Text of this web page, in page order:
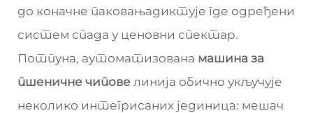
до коначне паковањадиктује где одређени
систем спада у ценовни спектар.
Потпуна, аутоматизована машина за
пшеничне чипове линија обично укључује
неколико интегрисаних јединица: мешач